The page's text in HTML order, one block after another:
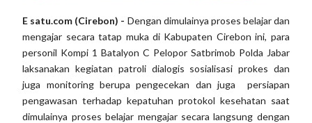
E satu.com (Cirebon) - Dengan dimulainya proses belajar dan
mengajar secara tatap muka di Kabupaten Cirebon ini, para
personil Kompi 1 Batalyon C Pelopor Satbrimob Polda Jabar
laksanakan kegiatan patroli dialogis sosialisasi prokes dan
juga monitoring berupa pengecekan dan juga persiapan
pengawasan terhadap kepatuhan protokol kesehatan saat
dimulainya proses belajar mengajar secara langsung dengan